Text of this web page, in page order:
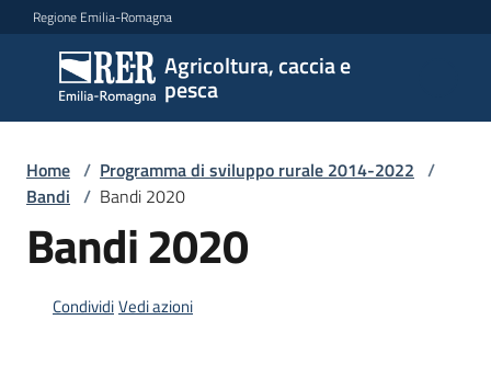
Vai al contenuto
Vai alla navigazione
Vai al footer
Regione Emilia-Romagna
Agricoltura, caccia e
pesca
Agricoltura,
caccia e
pesca
Argomenti
Novità
Home / Programma di sviluppo rurale 2014-2022 /
Bandi / Bandi 2020
Bandi 2020
CondividiVedi azioni